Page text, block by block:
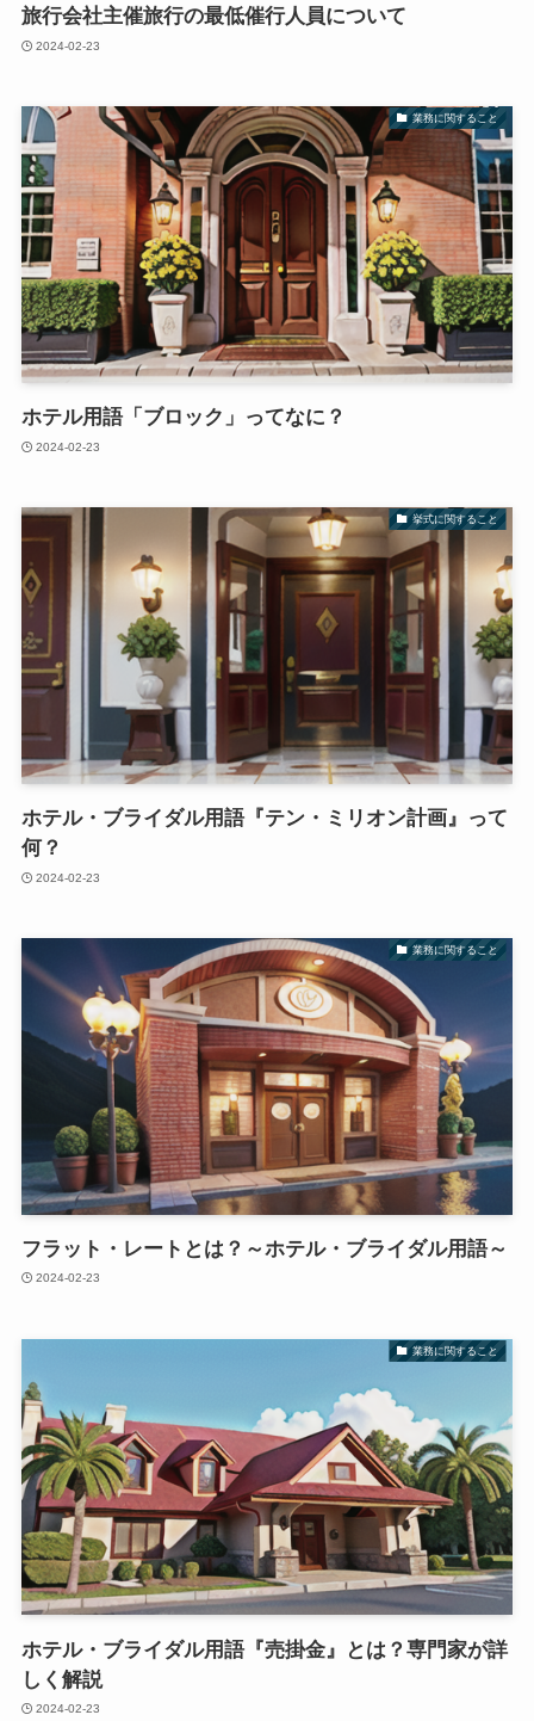
旅行会社主催旅行の最低催行人員について
2024-02-23
業務に関すること
ホテル用語「ブロック」ってなに？
2024-02-23
挙式に関すること
ホテル・ブライダル用語『テン・ミリオン計画』って
何？
2024-02-23
業務に関すること
フラット・レートとは？～ホテル・ブライダル用語～
2024-02-23
業務に関すること
ホテル・ブライダル用語『売掛金』とは？専門家が詳
しく解説
2024-02-23